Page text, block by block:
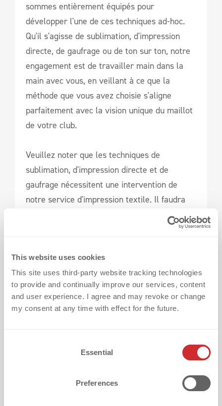
This website uses cookies
This site uses third-party website tracking technologies
to provide and continually improve our services, content
and user experience. I agree and may revoke or change
my consent at any time with effect for the future.
Essential
Preferences
sommes entièrement équipés pour
développer l'une de ces techniques ad-hoc.
Qu'il s'agisse de sublimation, d'impression
directe, de gaufrage ou de ton sur ton, notre
engagement est de travailler main dans la
main avec vous, en veillant à ce que la
méthode que vous avez choisie s'aligne
parfaitement avec la vision unique du maillot
de votre club.
Veuillez noter que les techniques de
sublimation, d'impression directe et de
gaufrage nécessitent une intervention de
notre service d'impression textile. Il faudra
application détaillée de ces méthodes. Ce
disponible à notre siège social en Allemagne
et dans notre succursale en Italie.